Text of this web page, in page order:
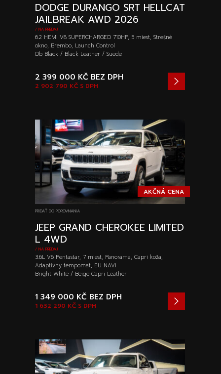
DODGE DURANGO SRT HELLCAT
JAILBREAK AWD 2026
/ NA PREDAJ
6.2 HEMI V8 SUPERCHARGED 710HP, 5 miest, Strešné
okno, Brembo, Launch Control
Db Black / Black Leather / Suede
2 902 790 KČ S DPH
2 399 000 KČ BEZ DPH
AKČNÁ CENA
PRIDAŤ DO POROVNANIA
JEEP GRAND CHEROKEE LIMITED
L 4WD
/ NA PREDAJ
3.6L V6 Pentastar, 7 miest, Panorama, Capri koža,
Adaptívny tempomat, EU NAVI
Bright White / Beige Capri Leather
1 632 290 KČ S DPH
1 349 000 KČ BEZ DPH